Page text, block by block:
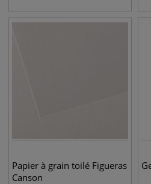
Papier à grain toilé Figueras
Canson